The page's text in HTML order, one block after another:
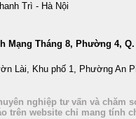
Trì - Hà Nội
Mạng Tháng 8, Phường 4,
Lài, Khu phố 1, Phường An
nghiệp tư vấn và chăm
trên website chỉ mang tính